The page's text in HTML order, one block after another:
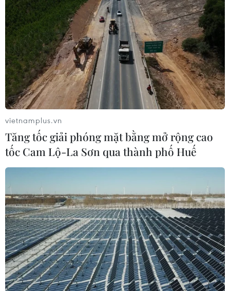
TIN CÙNG CHUYÊN MỤC
Mở 1 cửa xả đáy hồ thủy điện Hòa
Bình vào 16 giờ ngày 6/8
06/08/2026 06:28
Quảng Trị: Mùa mưa lũ cận kề,
thường trực nỗi lo bờ sông 'nuốt' đất
vietnamplus.vn
Tăng tốc giải phóng mặt bằng mở rộng cao
tốc Cam Lộ-La Sơn qua thành phố Huế